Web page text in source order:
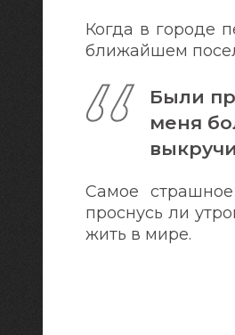
Когда в городе
ближайшем
Были
меня
Самое
проснусь ли
жить в мире.